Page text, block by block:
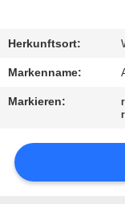
UNS
KONTAKT
Herkunftsort:
Markenname:
Markieren: